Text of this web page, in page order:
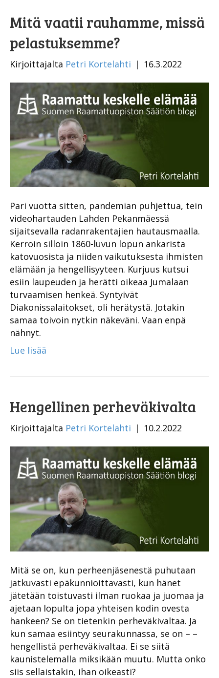
Mitä vaatii rauhamme, missä
pelastuksemme?
Kirjoittajalta Petri Kortelahti | 16.3.2022
Pari vuotta sitten, pandemian puhjettua, tein
videohartauden Lahden Pekanmäessä
sijaitsevalla radanrakentajien hautausmaalla.
Kerroin silloin 1860-luvun lopun ankarista
katovuosista ja niiden vaikutuksesta ihmisten
elämään ja hengellisyyteen. Kurjuus kutsui
esiin laupeuden ja herätti oikeaa Jumalaan
turvaamisen henkeä. Syntyivät
Diakonissalaitokset, oli herätystä. Jotakin
samaa toivoin nytkin näkeväni. Vaan enpä
nähnyt.
Lue lisää
Hengellinen perheväkivalta
Kirjoittajalta Petri Kortelahti | 10.2.2022
Mitä se on, kun perheenjäsenestä puhutaan
jatkuvasti epäkunnioittavasti, kun hänet
jätetään toistuvasti ilman ruokaa ja juomaa ja
ajetaan lopulta jopa yhteisen kodin ovesta
hankeen? Se on tietenkin perheväkivaltaa. Ja
kun samaa esiintyy seurakunnassa, se on – –
hengellistä perheväkivaltaa. Ei se siitä
kaunistelemalla miksikään muutu. Mutta onko
siis sellaistakin, ihan oikeasti?